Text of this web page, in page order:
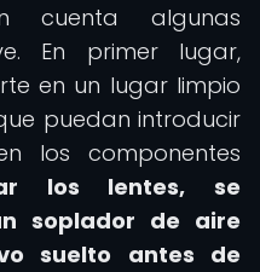
cuenta algunas
En primer lugar,
en un lugar limpio
puedan introducir
los componentes
los lentes, se
soplador de aire
suelto antes de